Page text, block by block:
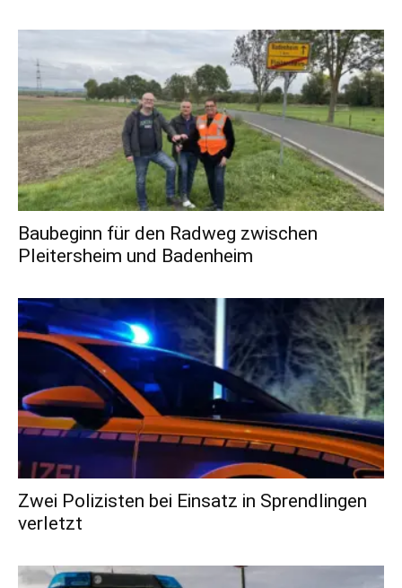
Baubeginn für den Radweg zwischen
Pleitersheim und Badenheim
Zwei Polizisten bei Einsatz in Sprendlingen
verletzt